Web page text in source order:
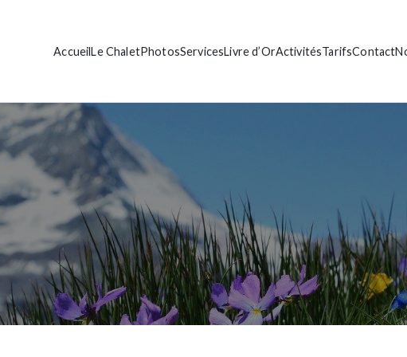
AccueilLe ChaletPhotosServicesLivre d’OrActivitésTarifsContact